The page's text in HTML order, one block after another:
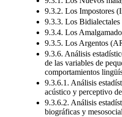
9.3.2. Los Impostores
9.3.3. Los
9.3.4. Los
9.3.5. Los Argentos
9.3.6. Análisis
de las variables de
comportamientos
9.3.6.1. Análisis
acústico y perceptivo
9.3.6.2. Análisis
biográficas y